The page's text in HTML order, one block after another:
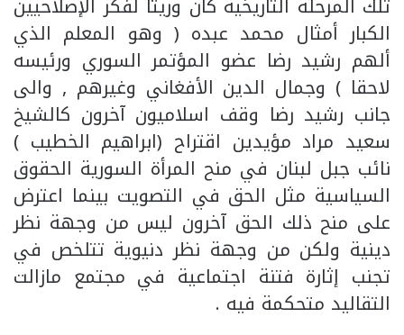
الكبار أمثال محمد عبده ( وهو المعلم الذي
ألهم رشيد رضا عضو المؤتمر السوري ورئيسه
لاحقا ) وجمال الدين الأفغاني وغيرهم , والى
جانب رشيد رضا وقف اسلاميون آخرون كالشيخ
سعيد مراد مؤيدين اقتراح (ابراهيم الخطيب )
نائب جبل لبنان في منح المرأة السورية الحقوق
السياسية مثل الحق في التصويت بينما اعترض
على منح ذلك الحق آخرون ليس من وجهة نظر
دينية ولكن من وجهة نظر دنيوية تتلخص في
تجنب إثارة فتنة اجتماعية في مجتمع مازالت
التقاليد متحكمة فيه .